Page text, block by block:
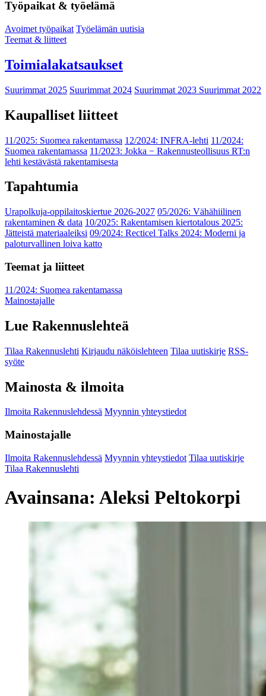
Työpaikat & työelämä
Avoimet työpaikat Työelämän uutisia
Teemat & liitteet
Toimialakatsaukset
Suurimmat 2025 Suurimmat 2024 Suurimmat 2023 Suurimmat 2022
Kaupalliset liitteet
11/2025: Suomea rakentamassa 12/2024: INFRA-lehti 11/2024:
Suomea rakentamassa 11/2023: Jokka − Rakennusteollisuus RT:n
lehti kestävästä rakentamisesta
Tapahtumia
Urapolkuja-oppilaitoskiertue 2026-2027 05/2026: Vähähiilinen
rakentaminen & data 10/2025: Rakentamisen kiertotalous 2025:
Jätteistä materiaaleiksi 09/2024: Recticel Talks 2024: Moderni ja
paloturvallinen loiva katto
Teemat ja liitteet
11/2024: Suomea rakentamassa
Mainostajalle
Lue Rakennuslehteä
Tilaa Rakennuslehti Kirjaudu näköislehteen Tilaa uutiskirje RSS-
syöte
Mainosta & ilmoita
Ilmoita Rakennuslehdessä Myynnin yhteystiedot
Mainostajalle
Ilmoita Rakennuslehdessä Myynnin yhteystiedot Tilaa uutiskirje
Tilaa Rakennuslehti
Avainsana: Aleksi Peltokorpi